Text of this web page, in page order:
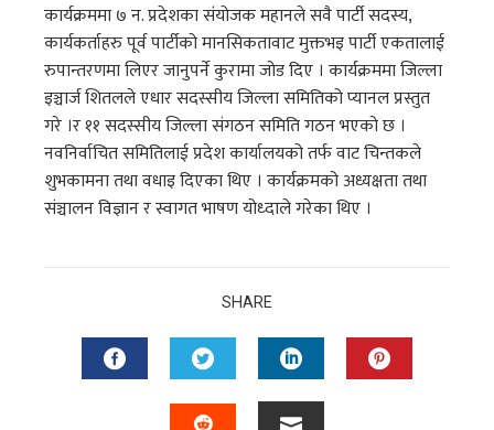
कार्यक्रममा ७ न. प्रदेशका संंयोजक महानले सवै पार्टी सदस्य,
कार्यकर्ताहरु पूर्व पार्टीको मानसिकतावाट मुक्तभइ पार्टी एकतालाई
रुपान्तरणमा लिएर जानुपर्ने कुरामा जोड दिए । कार्यक्रममा जिल्ला
इञ्चार्ज शितलले एधार सदस्सीय जिल्ला समितिको प्यानल प्रस्तुत
गरे ।र ११ सदस्सीय जिल्ला संगठन समिति गठन भएको छ ।
नवनिर्वाचित समितिलाई प्रदेश कार्यालयको तर्फ वाट चिन्तकले
शुभकामना तथा वधाइ दिएका थिए । कार्यक्रमको अध्यक्षता तथा
संञ्चालन विज्ञान र स्वागत भाषण योध्दाले गरेका थिए ।
SHARE